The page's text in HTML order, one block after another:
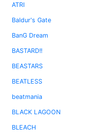
ATRI
Baldur's Gate
BanG Dream
BASTARD!!
BEASTARS
BEATLESS
beatmania
BLACK LAGOON
BLEACH